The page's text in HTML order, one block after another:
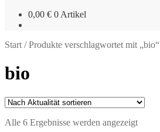
0,00 € 0 Artikel
Start /Produkte verschlagwortet mit „bio“
bio
Alle 6 Ergebnisse werden angezeigtNach